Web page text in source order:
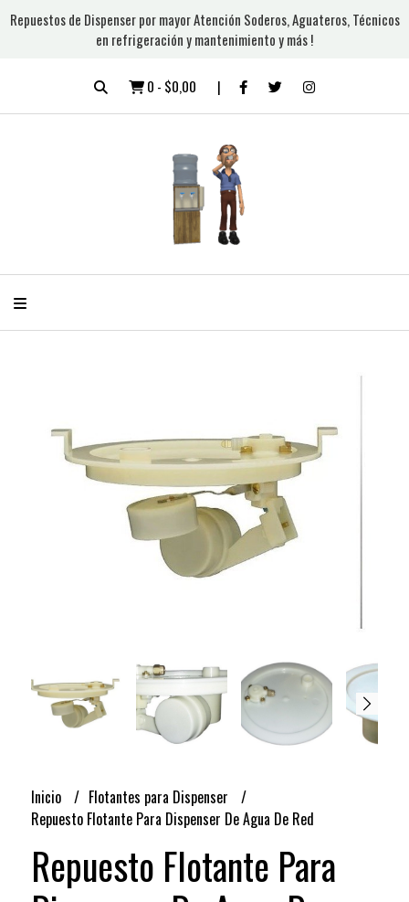
Repuestos de Dispenser por mayor Atención Soderos, Aguateros, Técnicos
en refrigeración y mantenimiento y más !
0 - $0,00
Inicio
Flotantes para Dispenser
Repuesto Flotante Para Dispenser De Agua De Red
Repuesto Flotante Para